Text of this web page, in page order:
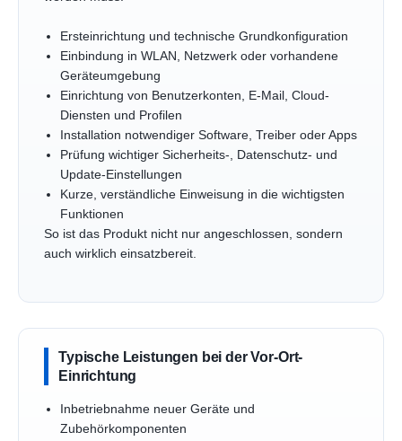
Ersteinrichtung und technische Grundkonfiguration
Einbindung in WLAN, Netzwerk oder vorhandene
Geräteumgebung
Einrichtung von Benutzerkonten, E-Mail, Cloud-
Diensten und Profilen
Installation notwendiger Software, Treiber oder Apps
Prüfung wichtiger Sicherheits-, Datenschutz- und
Update-Einstellungen
Kurze, verständliche Einweisung in die wichtigsten
Funktionen
So ist das Produkt nicht nur angeschlossen, sondern
auch wirklich einsatzbereit.
Typische Leistungen bei der Vor-Ort-
Einrichtung
Inbetriebnahme neuer Geräte und
Zubehörkomponenten